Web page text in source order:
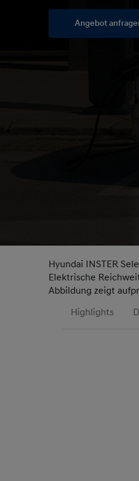
Angebot
Hyundai INSTER
Elektrische
Abbildung zeigt
Highlights